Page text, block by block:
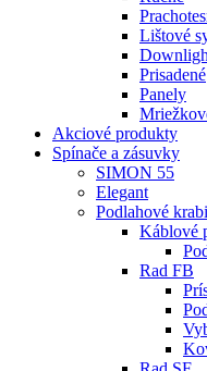
Lištové
Prisadené
Panely
Akciové produkty
Spínače a zásuvky
SIMON 55
Elegant
Podlahové
Káblové
Rad FB